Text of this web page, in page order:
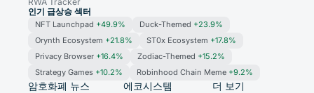
인기 급상승 섹터
NFT Launchpad +49.9% Duck-Themed +23.9%
Orynth Ecosystem +21.8% ST0x Ecosystem +17.8%
Privacy Browser +16.4% Zodiac-Themed +15.2%
Strategy Games +10.2% Robinhood Chain Meme +9.2%
암호화폐 뉴스 에코시스템 더 보기